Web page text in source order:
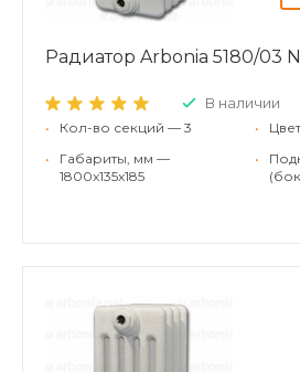
Радиатор Arbonia 5180/03
В наличии
•
Кол-во секций — 3
•
Габариты, мм —
1800x135x185
•
•